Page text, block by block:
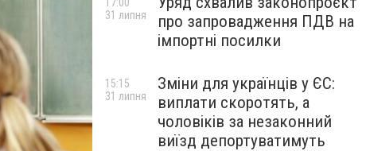
про запровадження ПДВ на
імпортні посилки
31 липня
Зміни для українців у ЄС:
виплати скоротять, а
чоловіків за незаконний
виїзд депортуватимуть
15:15
31 липня